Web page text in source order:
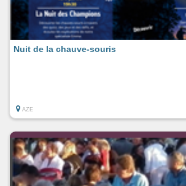
Nuit de la chauve-souris
AZE